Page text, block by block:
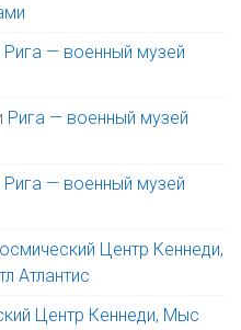
Рига — военный музей
Рига — военный музей
Рига — военный музей
Центр Кеннеди,
Атлантис
Центр Кеннеди, Мыс